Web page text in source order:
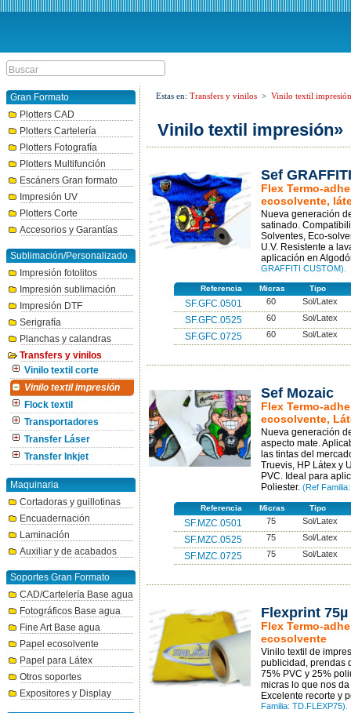
Gran Formato
Plotters CAD
Plotters Cartelería
Plotters Fotografía
Plotters Multifunción
Escáners Gran formato
Impresión UV
Plotters Corte
Accesorios y Garantías
Sublimación/Personalizado
Impresión fotolitos
Impresión sublimación
Impresión DTF
Serigrafía
Planchas y calandras
Transfers y vinilos
Vinilo textil corte
Vinilo textil impresión
Flock textil
Transportadores
Transfer Láser
Transfer Inkjet
Maquinaria
Cortadoras y guillotinas
Encuadernación
Laminación
Auxiliar y de acabados
Soportes Gran Formato
CAD/Cartelería Base agua
Fotográficos Base agua
Fine Art Base agua
Papel ecosolvente
Papel para Látex
Otros soportes
Expositores y Display
Estas en: Transfers y vinilos > Vinilo textil impresión
Vinilo textil impresión»
Sef
Flex Termo-
ecosolvente,
Nueva generación
satinado.
Solventes, Eco-
U.V. Resistente a
aplicación en
GRAFFITI CUSTOM).
Referencia Micras Tipo
SF.GFC.0501 60 Sol/Latex
SF.GFC.0525 60 Sol/Latex
SF.GFC.0725 60 Sol/Latex
Sef Mozaic
Flex Termo-
ecosolvente,
Nueva generación
aspecto mate.
las tintas del
Truevis, HP Látex y
PVC. Ideal para
Poliester. (Ref
Referencia Micras Tipo
SF.MZC.0501 75 Sol/Latex
SF.MZC.0525 75 Sol/Latex
SF.MZC.0725 75 Sol/Latex
Flexprint 75µ
Flex Termo-
ecosolvente
Vinilo textil de
publicidad, prendas
75% PVC y 25%
micras lo que nos
Excelente recorte y
Familia: TD.FLEXP75).